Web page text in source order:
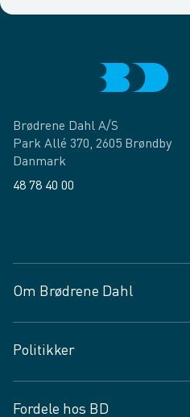
Brødrene Dahl A/S
Park Allé 370, 2605 Brøndby
Danmark
48 78 40 00
Om Brødrene Dahl
Vagttelefon 30 10 89 89
Spørgsmål og svar
Job og karriere
Politikker
Fordele hos BD